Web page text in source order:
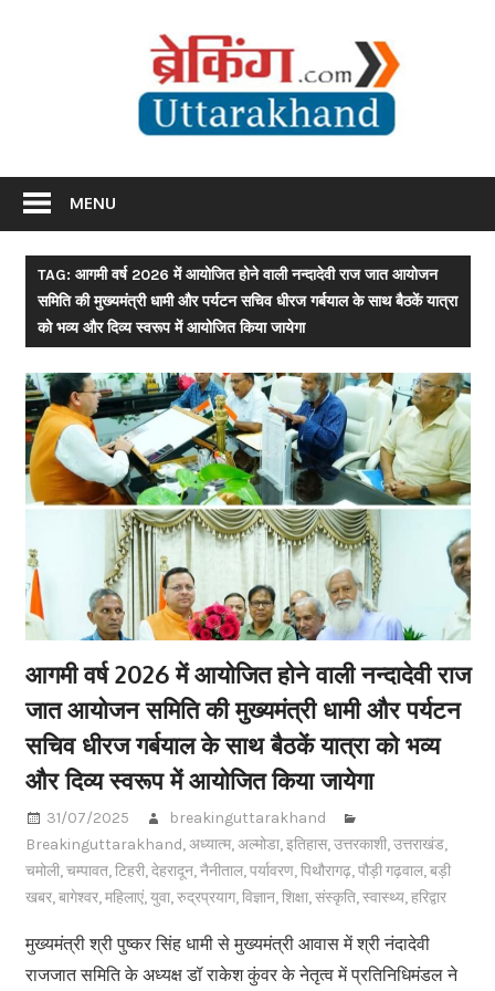
MENU
TAG: आगमी वर्ष 2026 में आयोजित होने वाली नन्दादेवी राज जात आयोजन
समिति की मुख्यमंत्री धामी और पर्यटन सचिव धीरज गर्बयाल के साथ बैठकें यात्रा
को भव्य और दिव्य स्वरूप में आयोजित किया जायेगा
आगमी वर्ष 2026 में आयोजित होने वाली नन्दादेवी राज
जात आयोजन समिति की मुख्यमंत्री धामी और पर्यटन
सचिव धीरज गर्बयाल के साथ बैठकें यात्रा को भव्य
और दिव्य स्वरूप में आयोजित किया जायेगा
31/07/2025
breakinguttarakhand
Breakinguttarakhand,अध्यात्म,अल्मोडा,इतिहास,उत्तरकाशी,उत्तराखंड,
चमोली,चम्पावत,टिहरी,देहरादून,नैनीताल,पर्यावरण,पिथौरागढ़,पौड़ी गढ़वाल,बड़ी
खबर,बागेश्वर,महिलाएं,युवा,रुद्रप्रयाग,विज्ञान,शिक्षा,संस्कृति,स्वास्थ्य,हरिद्वार
मुख्यमंत्री श्री पुष्कर सिंह धामी से मुख्यमंत्री आवास में श्री नंदादेवी
राजजात समिति के अध्यक्ष डॉ राकेश कुंवर के नेतृत्व में प्रतिनिधिमंडल ने